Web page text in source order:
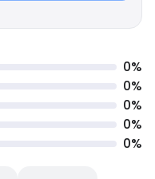
0%
0%
0%
0%
0%